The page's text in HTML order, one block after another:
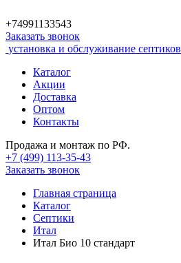
+74991133543
Заказать звонок
установка и обслуживание септиков
Каталог
Акции
Доставка
Оптом
Контакты
Продажа и монтаж по РФ.
+7 (499) 113-35-43
Заказать звонок
Главная страница
Каталог
Септики
Итал
Итал Био 10 стандарт